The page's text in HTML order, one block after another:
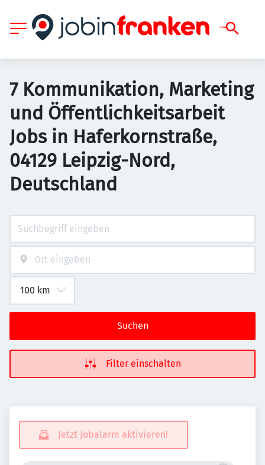
7 Kommunikation, Marketing
und Öffentlichkeitsarbeit
Jobs in Haferkornstraße,
04129 Leipzig-Nord,
Deutschland
Suchen
Filter einschalten
Jetzt Jobalarm aktivieren!